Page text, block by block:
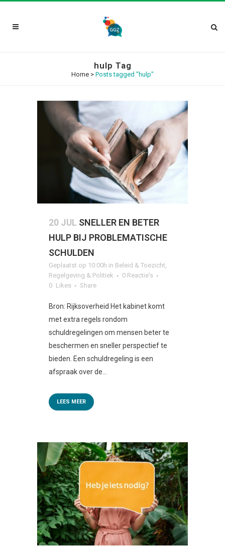
hulp Tag
Home > Posts tagged "hulp"
20 JUL SNELLER EN BETER
HULP BIJ PROBLEMATISCHE
SCHULDEN
Geplaatst op 10:00h in Beleid & Toezicht,
Regelgeving & Politiek
0 Reactie's
0 Likes Share
Bron: Rijksoverheid Het kabinet komt
met extra regels rondom
schuldregelingen om mensen beter te
beschermen en sneller perspectief te
bieden. Een schuldregeling is een
afspraak over de...
LEES MEER